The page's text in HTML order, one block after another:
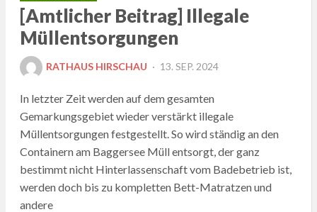
[Amtlicher Beitrag] Illegale
Müllentsorgungen
RATHAUS HIRSCHAU
POSTED
13. SEP. 2024
In letzter Zeit werden auf dem gesamten
Gemarkungsgebiet wieder verstärkt illegale
Müllentsorgungen festgestellt. So wird ständig an den
Containern am Baggersee Müll entsorgt, der ganz
bestimmt nicht Hinterlassenschaft vom Badebetrieb ist,
werden doch bis zu kompletten Bett-Matratzen und
andere